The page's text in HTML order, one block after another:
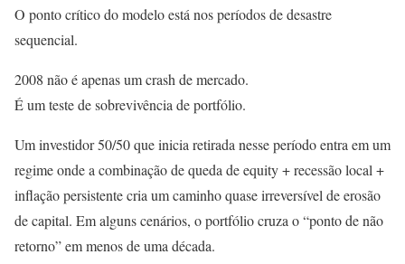
O ponto crítico do modelo está nos períodos de desastre
sequencial.
2008 não é apenas um crash de mercado.
É um teste de sobrevivência de portfólio.
Um investidor 50/50 que inicia retirada nesse período entra em um
regime onde a combinação de queda de equity + recessão local +
inflação persistente cria um caminho quase irreversível de erosão
de capital. Em alguns cenários, o portfólio cruza o “ponto de não
retorno” em menos de uma década.